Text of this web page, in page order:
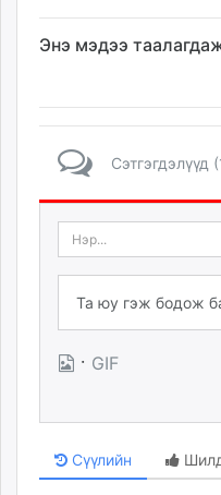
Энэ мэдээ
Сэтгэгдэлүүд
· GIF
Сүүлийн